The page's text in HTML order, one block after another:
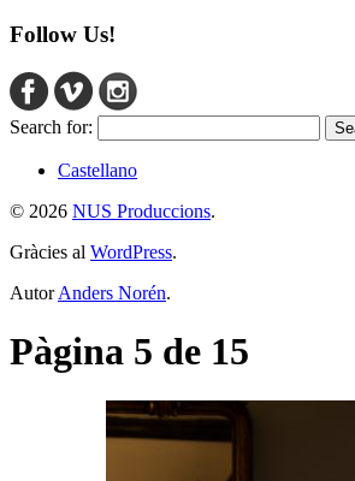
Follow Us!
Search for:
Castellano
© 2026 NUS Produccions.
Gràcies al WordPress.
AutorAnders Norén.
Pàgina 5 de 15